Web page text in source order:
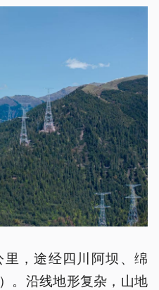
，途经四川阿坝、绵
。沿线地形复杂，山地